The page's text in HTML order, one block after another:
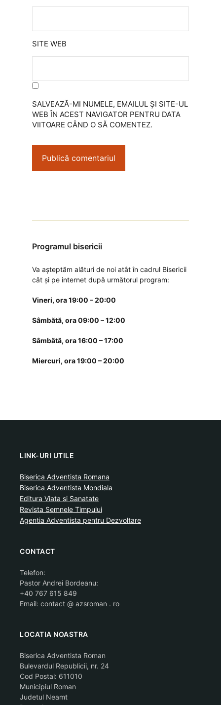
SITE WEB
SALVEAZĂ-MI NUMELE, EMAILUL ȘI SITE-UL
WEB ÎN ACEST NAVIGATOR PENTRU DATA
VIITOARE CÂND O SĂ COMENTEZ.
Programul bisericii
Va așteptăm alături de noi atât în cadrul Bisericii
cât și pe internet după următorul program:
Vineri, ora 19:00 – 20:00
Sâmbătă, ora 09:00 – 12:00
Sâmbătă, ora 16:00 – 17:00
Miercuri, ora 19:00 – 20:00
LINK-URI UTILE
Biserica Adventista Romana
Biserica Adventista Mondiala
Editura Viata si Sanatate
Revista Semnele Timpului
Agentia Adventista pentru Dezvoltare
CONTACT
Telefon:
Pastor Andrei Bordeanu:
+40 767 615 849
Email: contact @ azsroman . ro
LOCATIA NOASTRA
Biserica Adventista Roman
Bulevardul Republicii, nr. 24
Cod Postal: 611010
Municipiul Roman
Judetul Neamt